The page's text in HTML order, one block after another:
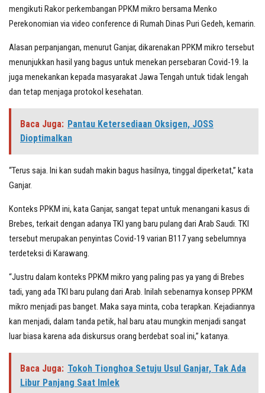
mengikuti Rakor perkembangan PPKM mikro bersama Menko
Perekonomian via video conference di Rumah Dinas Puri Gedeh, kemarin.
Alasan perpanjangan, menurut Ganjar, dikarenakan PPKM mikro tersebut
menunjukkan hasil yang bagus untuk menekan persebaran Covid-19. Ia
juga menekankan kepada masyarakat Jawa Tengah untuk tidak lengah
dan tetap menjaga protokol kesehatan.
Baca Juga: Pantau Ketersediaan Oksigen, JOSS
Dioptimalkan
“Terus saja. Ini kan sudah makin bagus hasilnya, tinggal diperketat,” kata
Ganjar.
Konteks PPKM ini, kata Ganjar, sangat tepat untuk menangani kasus di
Brebes, terkait dengan adanya TKI yang baru pulang dari Arab Saudi. TKI
tersebut merupakan penyintas Covid-19 varian B117 yang sebelumnya
terdeteksi di Karawang.
“Justru dalam konteks PPKM mikro yang paling pas ya yang di Brebes
tadi, yang ada TKI baru pulang dari Arab. Inilah sebenarnya konsep PPKM
mikro menjadi pas banget. Maka saya minta, coba terapkan. Kejadiannya
kan menjadi, dalam tanda petik, hal baru atau mungkin menjadi sangat
luar biasa karena ada diskursus orang berdebat soal ini,” katanya.
Baca Juga: Tokoh Tionghoa Setuju Usul Ganjar, Tak Ada
Libur Panjang Saat Imlek